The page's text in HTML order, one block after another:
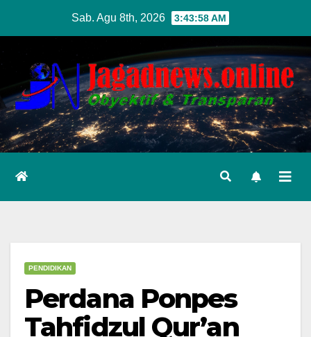
content
Sab. Agu 8th, 2026 3:44:00 AM
PENDIDIKAN
Perdana Ponpes
Tahfidzul Qur’an